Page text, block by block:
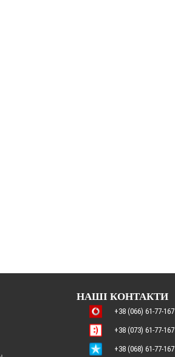
НАШІ КОНТАКТИ
+38 (066) 61-77-167
+38 (073) 61-77-167
+38 (068) 61-77-167